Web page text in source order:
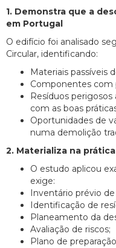
1. Demonstra que a
em Portugal
O edifício foi analisado
Circular, identificando:
Materiais passíveis
Componentes com
Resíduos
com as boas
Oportunidades de
numa demolição
2. Materializa na
O estudo aplicou
exige:
Inventário prévio
Identificação de
Planeamento da
Avaliação de riscos;
Plano de